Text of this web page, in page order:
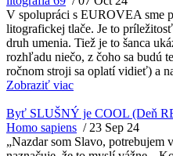
V spolupráci s EUROVEA sme
litografickej tlače. Je to
druh umenia. Tiež je to šanca
rozhľadu niečo, z čoho sa budú
ročnom stroji sa oplatí vidieť) a
Zobraziť viac
Byť SLUŠNÝ je COOL (Deň
Homo sapiens / 23 Sep 24
„Nazdar som Slavo, potrebujem